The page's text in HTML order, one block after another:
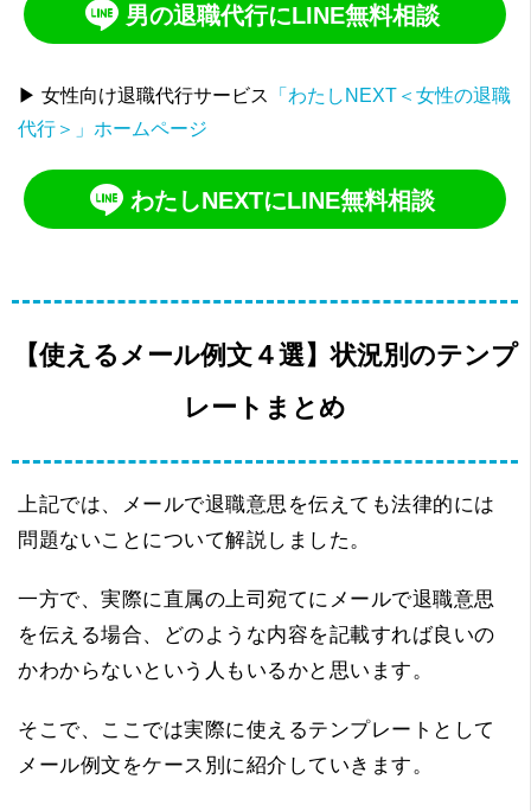
男の退職代行にLINE無料相談
▶ 女性向け退職代行サービス
「わたしNEXT＜女性の退職
代行＞」ホームページ
わたしNEXTにLINE無料相談
【使えるメール例文４選】状況別のテンプ
レートまとめ
上記では、メールで退職意思を伝えても法律的には
問題ないことについて解説しました。
一方で、実際に直属の上司宛てにメールで退職意思
を伝える場合、どのような内容を記載すれば良いの
かわからないという人もいるかと思います。
そこで、ここでは実際に使えるテンプレートとして
メール例文をケース別に紹介していきます。